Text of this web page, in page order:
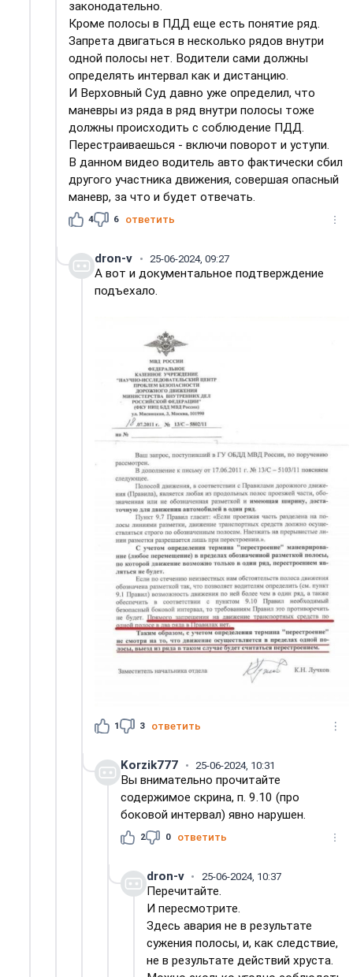
законодательно.
Кроме полосы в ПДД еще есть понятие ряд.
Запрета двигаться в несколько рядов внутри
одной полосы нет. Водители сами должны
определять интервал как и дистанцию.
И Верховный Суд давно уже определил, что
маневры из ряда в ряд внутри полосы тоже
должны происходить с соблюдение ПДД.
Перестраиваешься - включи поворот и уступи.
В данном видео водитель авто фактически сбил
другого участника движения, совершая опасный
маневр, за что и будет отвечать.
4 6 ответить
dron-v 25-06-2024, 09:27
А вот и документальное подтверждение
подъехало.
1 3 ответить
Korzik777 25-06-2024, 10:31
Вы внимательно прочитайте
содержимое скрина, п. 9.10 (про
боковой интервал) явно нарушен.
2 0 ответить
dron-v 25-06-2024, 10:37
Перечитайте.
И пересмотрите.
Здесь авария не в результате
сужения полосы, и, как следствие,
не в результате действий хруста.